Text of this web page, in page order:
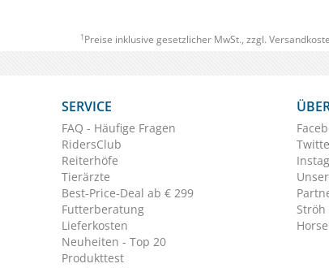
1 Preise inklusive gesetzlicher MwSt., zzgl.
SERVICE
FAQ - Häufige Fragen
RidersClub
Reiterhöfe
Tierärzte
Best-Price-Deal ab € 299
Futterberatung
Lieferkosten
Neuheiten - Top 20
Produkttest
Ströh